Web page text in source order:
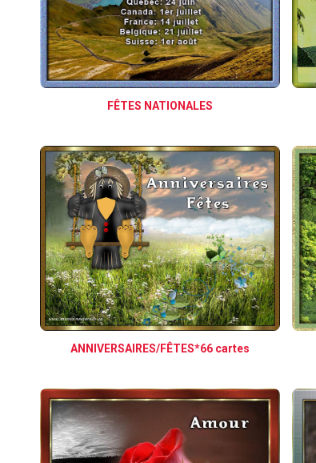
FÊTES NATIONALES
ANNIVERSAIRES/FÊTES*66 cartes